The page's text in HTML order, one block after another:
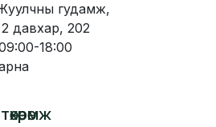
гудамж,
202
18:00